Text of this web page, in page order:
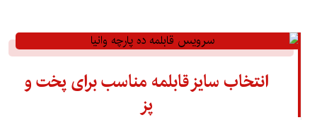
انتخاب سایز قابلمه مناسب برای پخت و
پز